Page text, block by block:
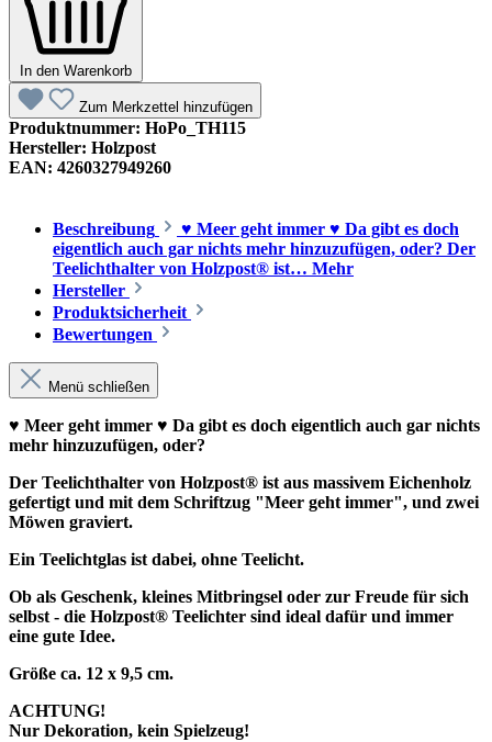
In den Warenkorb
Zum Merkzettel hinzufügen
Produktnummer: HoPo_TH115
Hersteller: Holzpost
EAN: 4260327949260
Beschreibung
♥ Meer geht immer ♥ Da gibt es doch
eigentlich auch gar nichts mehr hinzuzufügen, oder? Der
Teelichthalter von Holzpost® ist… Mehr
Hersteller
Produktsicherheit
Bewertungen
Menü schließen
♥ Meer geht immer ♥ Da gibt es doch eigentlich auch gar nichts
mehr hinzuzufügen, oder?
Der Teelichthalter von Holzpost® ist aus massivem Eichenholz
gefertigt und mit dem Schriftzug "Meer geht immer", und zwei
Möwen graviert.
Ein Teelichtglas ist dabei, ohne Teelicht.
Ob als Geschenk, kleines Mitbringsel oder zur Freude für sich
selbst - die Holzpost® Teelichter sind ideal dafür und immer
eine gute Idee.
Größe ca. 12 x 9,5 cm.
ACHTUNG!
Nur Dekoration, kein Spielzeug!